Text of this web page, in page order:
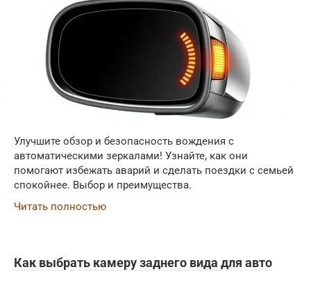
Улучшите обзор и безопасность вождения с
автоматическими зеркалами! Узнайте, как они
помогают избежать аварий и сделать поездки с семьей
спокойнее. Выбор и преимущества.
Читать полностью
Как выбрать камеру заднего вида для авто